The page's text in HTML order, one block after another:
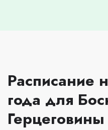
Расписание
года для
Герцеговины